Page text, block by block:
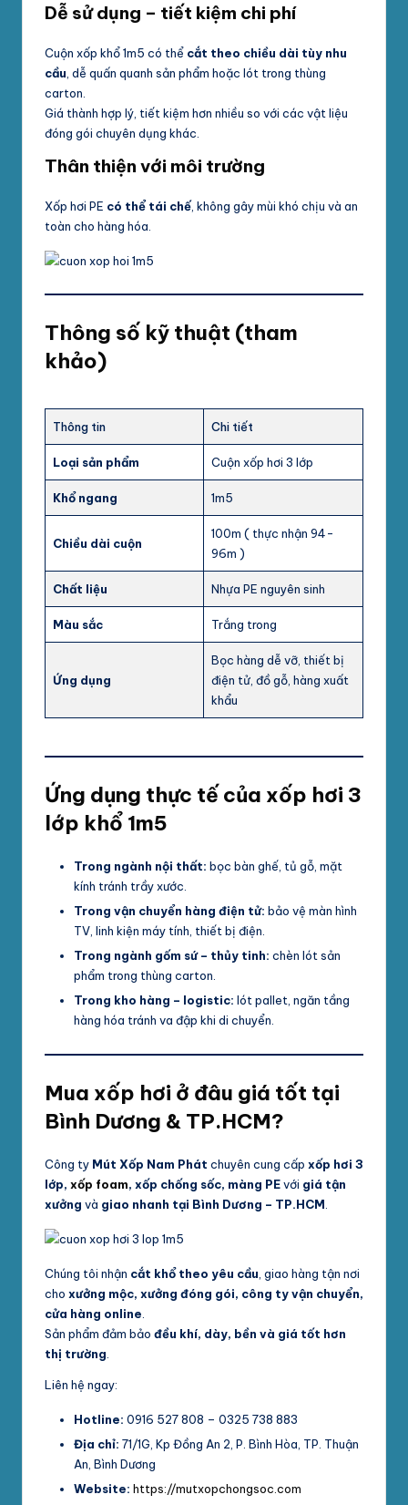
Dễ sử dụng – tiết kiệm chi phí
Cuộn xốp khổ 1m5 có thể cắt theo chiều dài tùy nhu
cầu , dễ quấn quanh sản phẩm hoặc lót trong thùng
carton.
Giá thành hợp lý, tiết kiệm hơn nhiều so với các vật liệu
đóng gói chuyên dụng khác.
Thân thiện với môi trường
Xốp hơi PE có thể tái chế , không gây mùi khó chịu và an
toàn cho hàng hóa.
Thông số kỹ thuật (tham
khảo)
Thông tin Chi tiết
Loại sản phẩm Cuộn xốp hơi 3 lớp
Khổ ngang 1m5
Chiều dài cuộn
100m ( thực nhận 94-
96m )
Chất liệu Nhựa PE nguyên sinh
Màu sắc Trắng trong
Ứng dụng
Bọc hàng dễ vỡ, thiết bị
điện tử, đồ gỗ, hàng xuất
khẩu
Ứng dụng thực tế của xốp hơi 3
lớp khổ 1m5
Trong ngành nội thất: bọc bàn ghế, tủ gỗ, mặt
kính tránh trầy xước.
Trong vận chuyển hàng điện tử: bảo vệ màn hình
TV, linh kiện máy tính, thiết bị điện.
Trong ngành gốm sứ – thủy tinh: chèn lót sản
phẩm trong thùng carton.
Trong kho hàng – logistic: lót pallet, ngăn tầng
hàng hóa tránh va đập khi di chuyển.
Mua xốp hơi ở đâu giá tốt tại
Bình Dương & TP.HCM?
Công ty Mút Xốp Nam Phát chuyên cung cấp xốp hơi 3
lớp, xốp foam, xốp chống sốc, màng PEvới giá tận
xưởng và giao nhanh tại Bình Dương – TP.HCM
Chúng tôi nhận cắt khổ theo yêu cầu , giao hàng tận nơi
cho xưởng mộc, xưởng đóng gói, công ty vận chuyển,
cửa hàng online
Sản phẩm đảm bảo đều khí, dày, bền và giá tốt hơn
thị trường
Liên hệ ngay:
Hotline: 0916 527 808 – 0325 738 883
Địa chỉ: 71/1G, Kp Đồng An 2, P. Bình Hòa, TP. Thuận
An, Bình Dương
Website: https://mutxopchongsoc.com